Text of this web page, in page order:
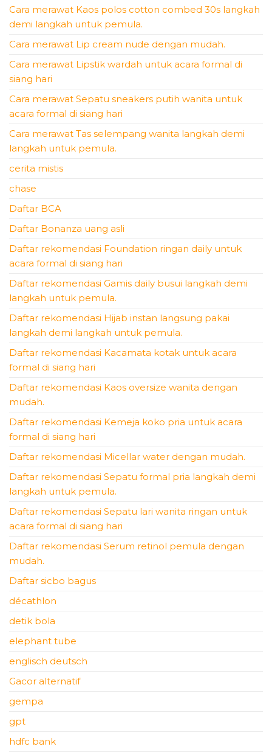
Cara merawat Kaos polos cotton combed 30s langkah
demi langkah untuk pemula.
Cara merawat Lip cream nude dengan mudah.
Cara merawat Lipstik wardah untuk acara formal di
siang hari
Cara merawat Sepatu sneakers putih wanita untuk
acara formal di siang hari
Cara merawat Tas selempang wanita langkah demi
langkah untuk pemula.
cerita mistis
chase
Daftar BCA
Daftar Bonanza uang asli
Daftar rekomendasi Foundation ringan daily untuk
acara formal di siang hari
Daftar rekomendasi Gamis daily busui langkah demi
langkah untuk pemula.
Daftar rekomendasi Hijab instan langsung pakai
langkah demi langkah untuk pemula.
Daftar rekomendasi Kacamata kotak untuk acara
formal di siang hari
Daftar rekomendasi Kaos oversize wanita dengan
mudah.
Daftar rekomendasi Kemeja koko pria untuk acara
formal di siang hari
Daftar rekomendasi Micellar water dengan mudah.
Daftar rekomendasi Sepatu formal pria langkah demi
langkah untuk pemula.
Daftar rekomendasi Sepatu lari wanita ringan untuk
acara formal di siang hari
Daftar rekomendasi Serum retinol pemula dengan
mudah.
Daftar sicbo bagus
décathlon
detik bola
elephant tube
englisch deutsch
Gacor alternatif
gempa
gpt
hdfc bank